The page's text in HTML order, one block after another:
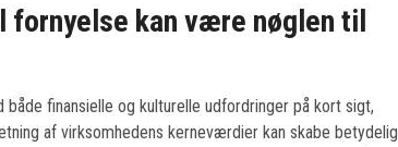
fornyelse kan være nøglen til
finansielle og kulturelle udfordringer på kort sigt,
af virksomhedens kerneværdier kan skabe betydelig